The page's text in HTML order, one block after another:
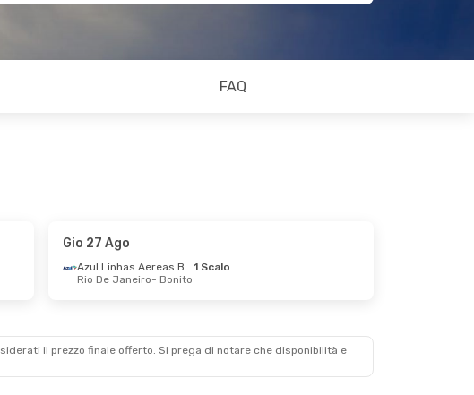
FAQ
Gio 27 Ago
Azul Linhas Aereas Brasileiras 1 Scalo
Rio De Janeiro- Bonito
il ​​prezzo finale offerto. Si prega di notare che disponibilità e